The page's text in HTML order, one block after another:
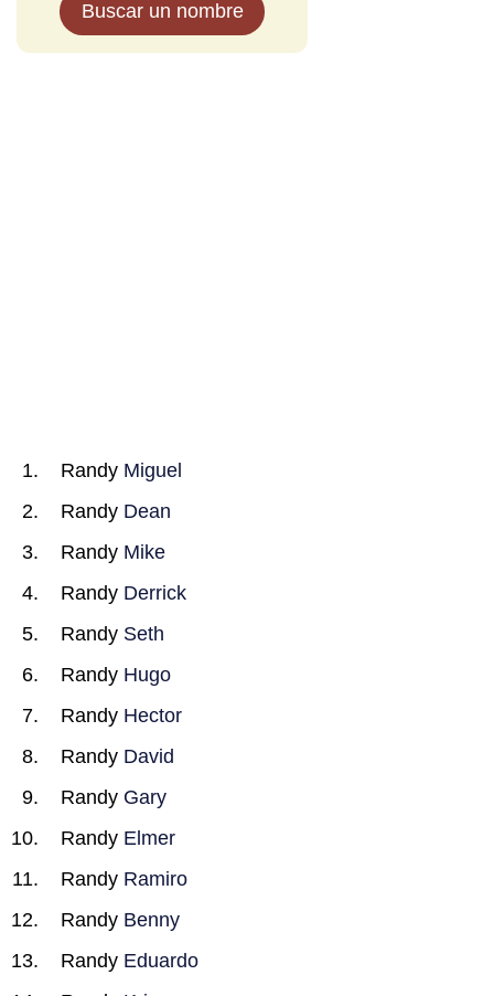
Buscar un nombre
Randy Miguel
Randy Dean
Randy Mike
Randy Derrick
Randy Seth
Randy Hugo
Randy Hector
Randy David
Randy Gary
Randy Elmer
Randy Ramiro
Randy Benny
Randy Eduardo